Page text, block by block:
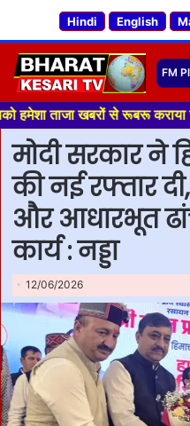
Hindi English
से रूबरू कराया जाएगा , खबर
मोदी सरकार ने
की नई रफ्तार
और आधारभूत
कार्य : नड्डा
12/06/2026